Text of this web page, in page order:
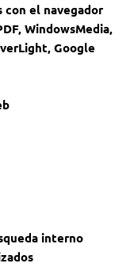
con el navegador
WindowsMedia,
Google
interno